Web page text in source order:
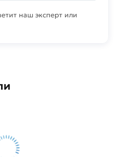
наш эксперт или